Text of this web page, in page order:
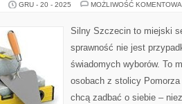
GRU - 20 - 2025 MOŻLIWOŚĆ
Silny Szczecin to miejski
sprawność nie jest
świadomych wyborów. To
osobach z stolicy
chcą zadbać o siebie –